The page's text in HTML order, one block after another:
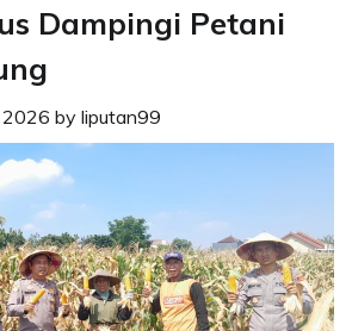
Dampingi Petani
2026 by liputan99